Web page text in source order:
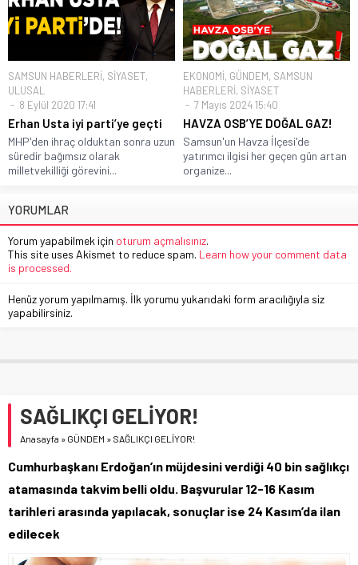
SAMSUN HABERLERİ, SİYASET,
ULUSAL
8 Eylül 2020 17:41
Erhan Usta iyi parti’ye geçti
MHP'den ihraç olduktan sonra uzun
süredir bağımsız olarak
milletvekilliği görevini...
EKONOMİ, GÜNDEM, SAMSUN
HABERLERİ, SİYASET
7 Mayıs 2024 15:40
HAVZA OSB’YE DOĞAL GAZ!
Samsun'un Havza İlçesi'de
yatırımcı ilgisi her geçen gün artan
organize...
YORUMLAR
Yorum yapabilmek için oturum açmalısınız.
This site uses Akismet to reduce spam. Learn how your comment data
is processed.
Henüz yorum yapılmamış. İlk yorumu yukarıdaki form aracılığıyla siz
yapabilirsiniz.
SAĞLIKÇI GELİYOR!
Anasayfa » GÜNDEM » SAĞLIKÇI GELİYOR!
Cumhurbaşkanı Erdoğan’ın müjdesini verdiği 40 bin sağlıkçı
atamasında takvim belli oldu. Başvurular 12-16 Kasım
tarihleri arasında yapılacak, sonuçlar ise 24 Kasım’da ilan
edilecek